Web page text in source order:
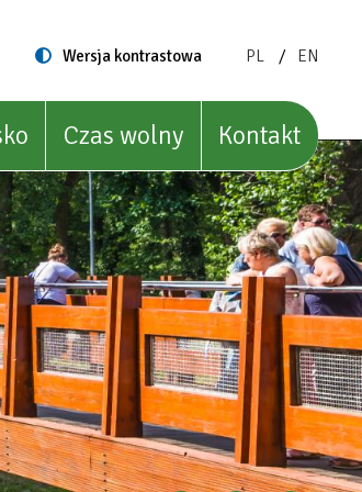
Switch
Wersja kontrastowa
ZMIEŃ
POLISH
PL
ZMIEŃ
ENGLISH
EN
Czas wolny Kontakt